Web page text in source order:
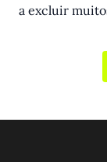
a excluir